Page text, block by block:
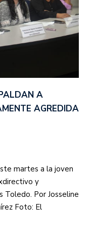
A
AGREDIDA
martes a la joven
y
Toledo. Por Josseline
Foto: El